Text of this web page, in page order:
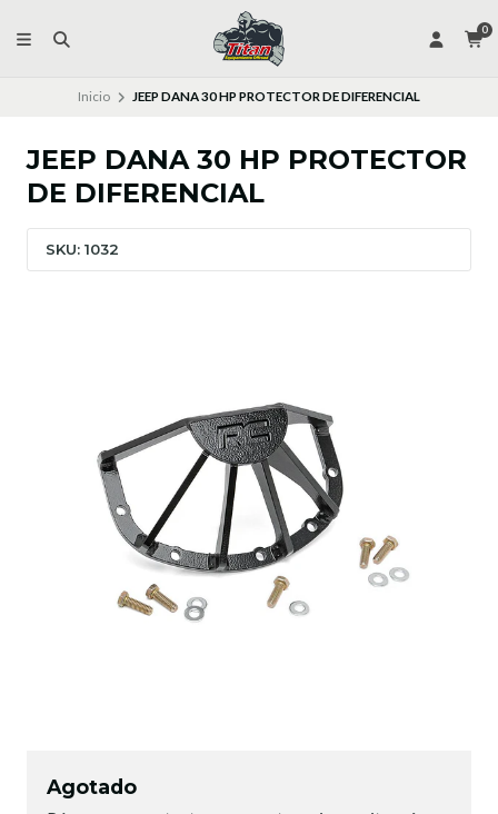
0
Inicio JEEP DANA 30 HP PROTECTOR DE DIFERENCIAL
JEEP DANA 30 HP PROTECTOR
DE DIFERENCIAL
SKU: 1032
Agotado